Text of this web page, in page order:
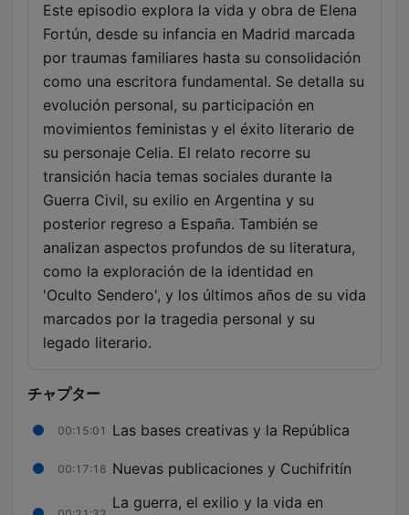
Este episodio explora la vida y obra de Elena
Fortún, desde su infancia en Madrid marcada
por traumas familiares hasta su consolidación
como una escritora fundamental. Se detalla su
evolución personal, su participación en
movimientos feministas y el éxito literario de
su personaje Celia. El relato recorre su
transición hacia temas sociales durante la
Guerra Civil, su exilio en Argentina y su
posterior regreso a España. También se
analizan aspectos profundos de su literatura,
como la exploración de la identidad en
'Oculto Sendero', y los últimos años de su vida
marcados por la tragedia personal y su
legado literario.
チャプター
00:15:01 Las bases creativas y la República
00:17:18 Nuevas publicaciones y Cuchifritín
La guerra, el exilio y la vida en